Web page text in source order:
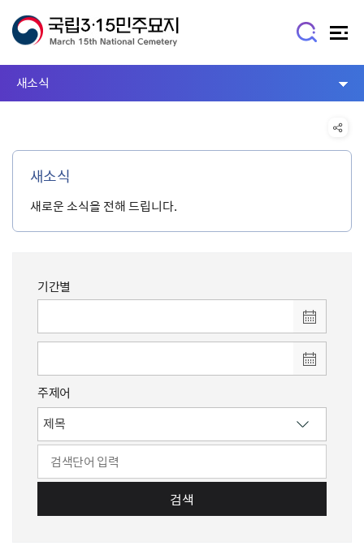
새소식
새소식
새로운 소식을 전해 드립니다.
기간별
주제어
검색